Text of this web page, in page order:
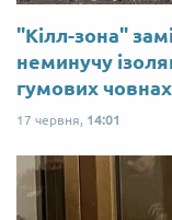
"Кілл-зона"
неминучу
гумових човнах
17 червня, 14:01